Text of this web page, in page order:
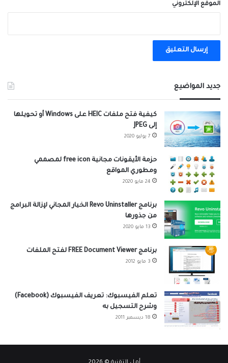
الموقع الإلكتروني
l
t
e
r
n
e
جديد المواضيع
كيفية فتح ملفات HEIC على Windows أو تحويلها
إلى JPEG
7 يوليو 2020
حزمة الأيقونات مجانية free icon لمصممي
ومطوري المواقع
24 مايو 2020
برنامج Revo Uninstaller الخيار المجاني لإزالة البرامج
من جذورها
13 مايو 2020
برنامج FREE Document Viewer لفتح الملفات
3 مايو 2012
تعلم الفيسبوك: تعريف الفيسبوك (Facebook)
وشرح التسجيل به
18 ديسمبر 2011